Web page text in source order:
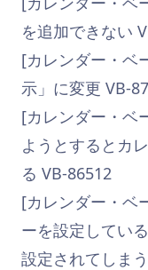
を追加できない
[カレンダー・ベ
示」に変更 VB-
[カレンダー・ベ
ようとするとカ
る VB-86512
[カレンダー・ベ
ーを設定してい
設定されてしま